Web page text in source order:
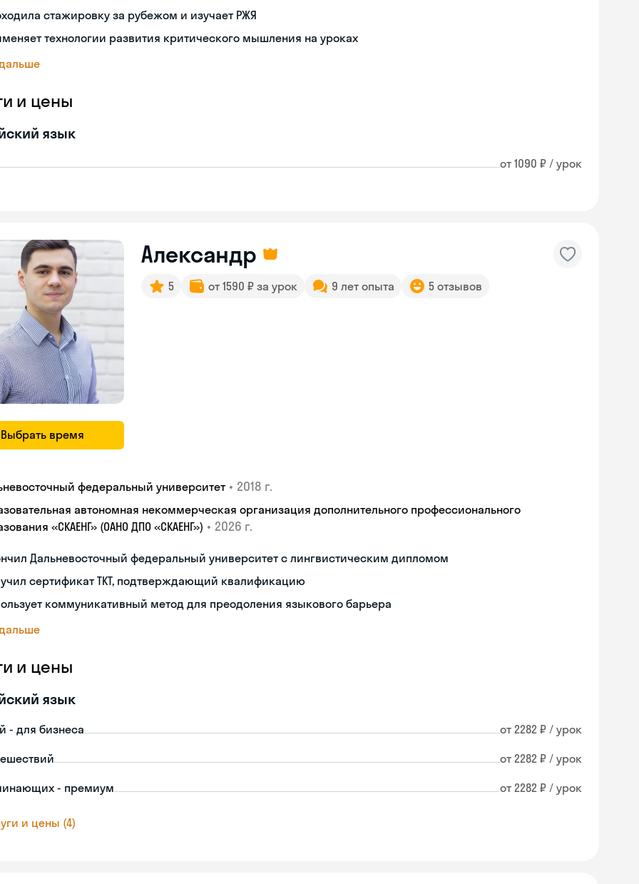
стажировку за рубежом и изучает РЖЯ
технологии развития критического мышления на уроках
и цены
язык
от 1090 ₽ / урок
Выбрать время
Александр
5 от 1590 ₽ за урок 9 лет опыта 5 отзывов
федеральный университет • 2018 г.
автономная некоммерческая организация дополнительного профессионального
«СКАЕНГ» (ОАНО ДПО «СКАЕНГ») • 2026 г.
Дальневосточный федеральный университет с лингвистическим дипломом
сертификат TKT, подтверждающий квалификацию
коммуникативный метод для преодоления языкового барьера
и цены
язык
- для бизнеса от 2282 ₽ / урок
от 2282 ₽ / урок
- премиум от 2282 ₽ / урок
и цены (4)